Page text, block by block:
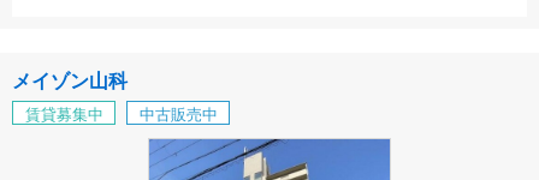
メイゾン山科
賃貸募集中 中古販売中